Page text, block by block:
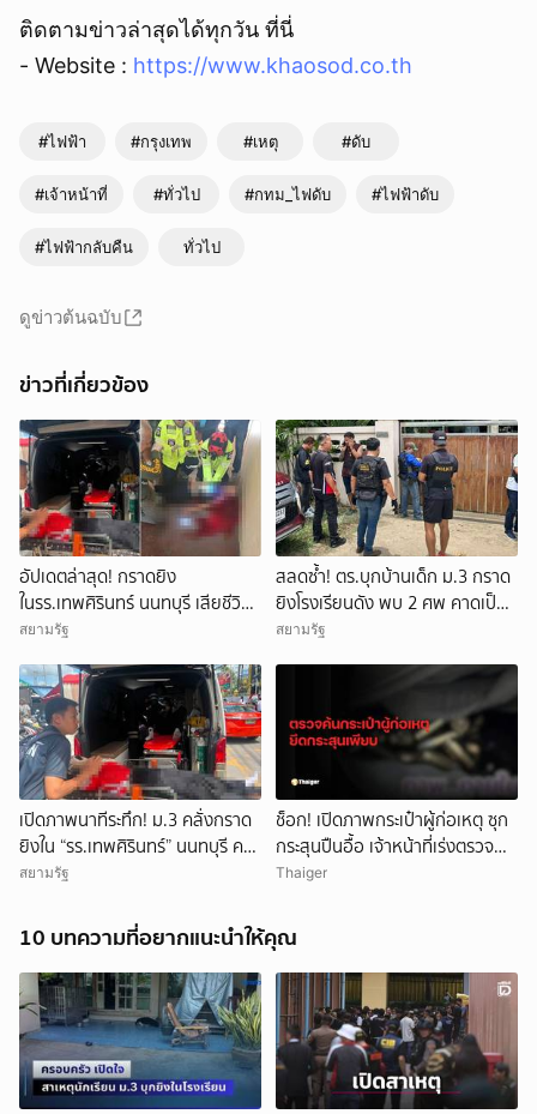
ติดตามข่าวล่าสุดได้ทุกวัน ที่นี่
- Website : https://www.khaosod.co.th
#ไฟฟ้า #กรุงเทพ #เหตุ #ดับ
#เจ้าหน้าที่ #ทั่วไป #กทม_ไฟดับ #ไฟฟ้าดับ
#ไฟฟ้ากลับคืน ทั่วไป
ดูข่าวต้นฉบับ
ข่าวที่เกี่ยวข้อง
อัปเดตล่าสุด! กราดยิง
ในรร.เทพศิรินทร์ นนทบุรี เสียชีวิต
รวม 7 ราย เป็นครู 3 ราย นักเรียน
กว่า 15 ราย
สยามรัฐ
สลดซ้ำ! ตร.บุกบ้านเด็ก ม.3 กราด
ยิงโรงเรียนดัง พบ 2 ศพ คาดเป็น
ปู่-ย่า โดนสังหารก่อนก่อเหตุ
สยามรัฐ
เปิดภาพนาทีระทึก! ม.3 คลั่งกราด
ยิงใน “รร.เทพศิรินทร์” นนทบุรี ครู
ดับ 2 บาดเจ็บกว่า 20 ราย ก่อนยิง
สยามรัฐ
ช็อก! เปิดภาพกระเป๋าผู้ก่อเหตุ ซุก
กระสุนปืนอื้อ เจ้าหน้าที่เร่งตรวจ
สอบ
Thaiger
10 บทความที่อยากแนะนำให้คุณ